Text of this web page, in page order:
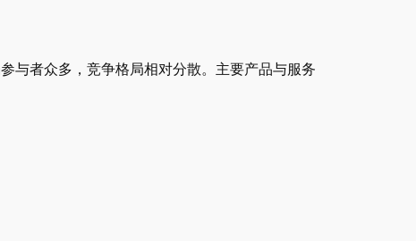
与者众多，竞争格局相对分散。主要产品与服务